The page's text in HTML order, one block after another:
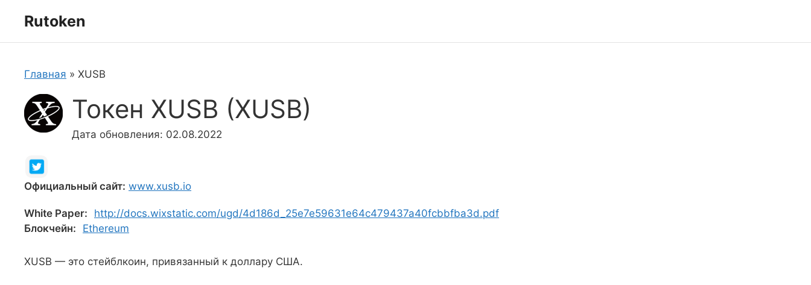
Rutoken
Главная » XUSB
Токен XUSB (XUSB)
Дата обновления: 02.08.2022
Официальный сайт: www.xusb.io
White Paper:
http://docs.wixstatic.com/ugd/4d186d_25e7e59631e64c479437a40fcbbfba3d.pdf
Блокчейн:
Ethereum
XUSB — это стейблкоин, привязанный к доллару США.